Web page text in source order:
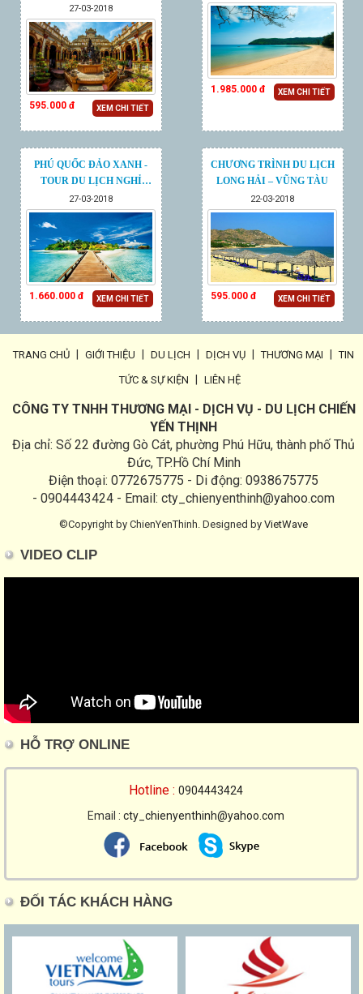
CẦN THƠ
27-03-2018
595.000 đ XEM CHI TIẾT
1.985.000 đ XEM CHI TIẾT
PHÚ QUỐC ĐẢO XANH -
TOUR DU LỊCH NGHỈ
DƯỠNG
27-03-2018
1.660.000 đ XEM CHI TIẾT
CHƯƠNG TRÌNH DU LỊCH
LONG HẢI – VŨNG TÀU
22-03-2018
595.000 đ XEM CHI TIẾT
TRANG CHỦ GIỚI THIỆU DU LỊCH DỊCH VỤ THƯƠNG MẠI TIN
TỨC & SỰ KIỆN LIÊN HỆ
CÔNG TY TNHH THƯƠNG MẠI - DỊCH VỤ - DU LỊCH CHIẾN
YẾN THỊNH
Địa chỉ: Số 22 đường Gò Cát, phường Phú Hữu, thành phố Thủ
Đức, TP.Hồ Chí Minh
Điện thoại: 0772675775 - Di động: 0938675775
- 0904443424 - Email: cty_chienyenthinh@yahoo.com
©Copyright by ChienYenThinh. Designed by VietWave
VIDEO CLIP
HỖ TRỢ ONLINE
Hotline : 0904443424
Email : cty_chienyenthinh@yahoo.com
ĐỐI TÁC KHÁCH HÀNG